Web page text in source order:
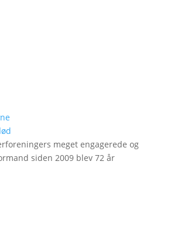
meget engagerede og
siden 2009 blev 72 år